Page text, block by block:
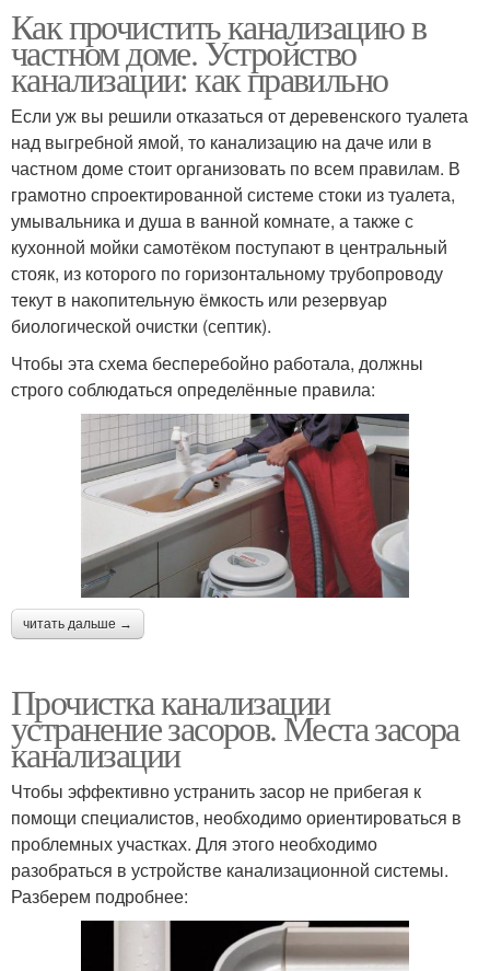
Как прочистить канализацию в
частном доме. Устройство
канализации: как правильно
Если уж вы решили отказаться от деревенского туалета
над выгребной ямой, то канализацию на даче или в
частном доме стоит организовать по всем правилам. В
грамотно спроектированной системе стоки из туалета,
умывальника и душа в ванной комнате, а также с
кухонной мойки самотёком поступают в центральный
стояк, из которого по горизонтальному трубопроводу
текут в накопительную ёмкость или резервуар
биологической очистки (септик).
Чтобы эта схема бесперебойно работала, должны
строго соблюдаться определённые правила:
читать дальше →
Прочистка канализации
устранение засоров. Места засора
канализации
Чтобы эффективно устранить засор не прибегая к
помощи специалистов, необходимо ориентироваться в
проблемных участках. Для этого необходимо
разобраться в устройстве канализационной системы.
Разберем подробнее: